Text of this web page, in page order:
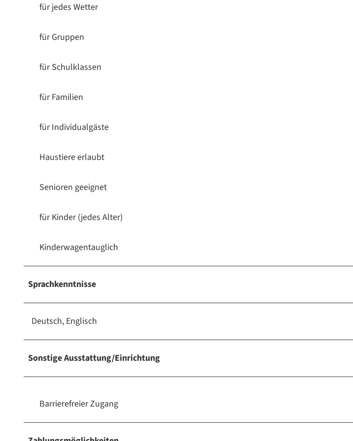
für jedes Wetter
für Gruppen
für Schulklassen
für Familien
für Individualgäste
Haustiere erlaubt
Senioren geeignet
für Kinder (jedes Alter)
Kinderwagentauglich
Sprachkenntnisse
Deutsch, Englisch
Sonstige Ausstattung/Einrichtung
Barrierefreier Zugang